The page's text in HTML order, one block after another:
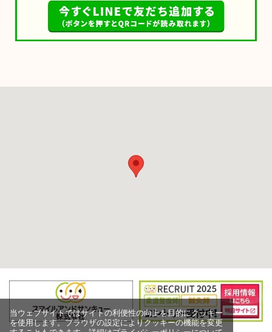
当ウェブサイトではサイトの利便性の向上を目的にクッキー
を使用します。ブラウザの設定によりクッキーの機能を変更